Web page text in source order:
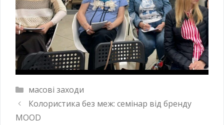
масові заходи
Колористика без меж: семінар від бренду
MOOD